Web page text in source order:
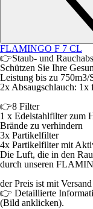
FLAMINGO F 7 CL
👉Staub- und
Schützen Sie Ihre
Leistung bis zu 750m3/
2x Absaugschlauch:
👉8 Filter
1 x Edelstahlfilter zum
Brände zu verhindern
3x Partikelfilter
4x Partikelfilter mit
Die Luft, die in den
durch unseren
der Preis ist mit
👉 Detaillierte
(Bild anklicken).